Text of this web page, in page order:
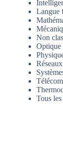
Langue
Non
Optique
Tous